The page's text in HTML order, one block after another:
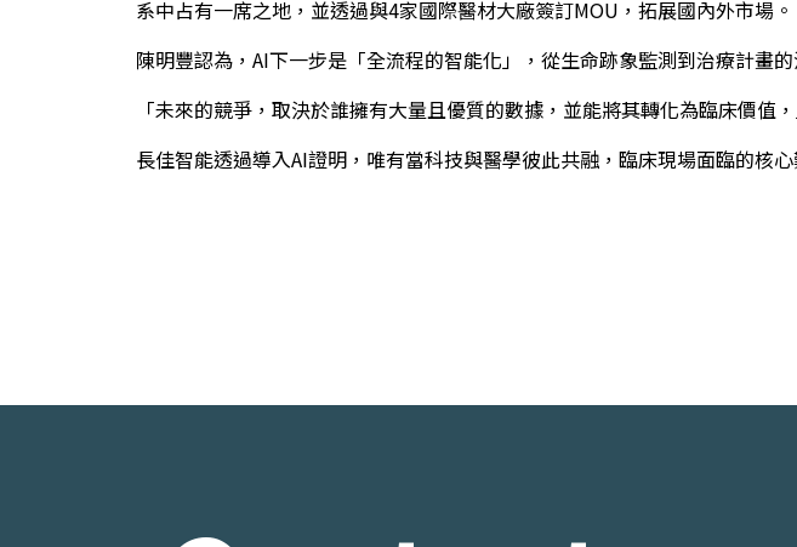
系中占有一席之地，並透過與4家國際醫材大廠簽訂MOU，拓展國內外市場。
陳明豐認為，AI下一步是「全流程的智能化」，從生命跡象監測到治療計畫
「未來的競爭，取決於誰擁有大量且優質的數據，並能將其轉化為臨床價值
長佳智能透過導入AI證明，唯有當科技與醫學彼此共融，臨床現場面臨的核